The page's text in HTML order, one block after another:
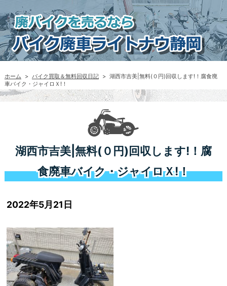
ホーム > バイク買取＆無料回収日記 > 湖西市吉美|無料(０円)回収します!！腐食廃
車バイク・ジャイロＸ!！
湖西市吉美|無料(０円)回収します!！腐
食廃車バイク・ジャイロＸ!！
2022年5月21日